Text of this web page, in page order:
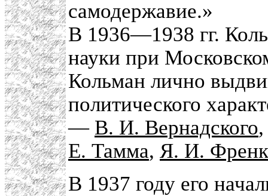
самодержавие.»
В 1936—1938 гг.
науки при
Кольман лично
политического
— В. И. Вернадского
Е. Тамма, Я. И.
В 1937 году его